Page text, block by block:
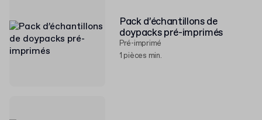
Pack d’échantillons de
doypacks pré-imprimés
Pré-imprimé
1 pièces min.